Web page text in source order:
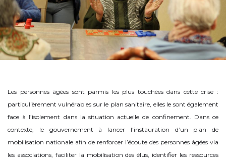
Les personnes âgées sont parmis les plus touchées dans cette crise :
particulièrement vulnérables sur le plan sanitaire, elles le sont également
face à l’isolement dans la situation actuelle de confinement. Dans ce
contexte, le gouvernement à lancer l’instauration d’un plan de
mobilisation nationale afin de renforcer l’écoute des personnes âgées via
les associations, faciliter la mobilisation des élus, identifier les ressources